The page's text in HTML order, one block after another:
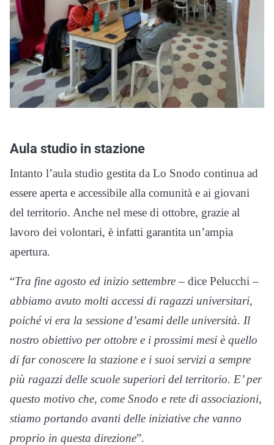
Aula studio in stazione
Intanto l’aula studio gestita da Lo Snodo continua ad
essere aperta e accessibile alla comunità e ai giovani
del territorio. Anche nel mese di ottobre, grazie al
lavoro dei volontari, è infatti garantita un’ampia
apertura.
“Tra fine agosto ed inizio settembre– dice Pelucchi –
abbiamo avuto molti accessi di ragazzi universitari,
poiché vi era la sessione d’esami delle università. Il
nostro obiettivo per ottobre e i prossimi mesi è quello
di far conoscere la stazione e i suoi servizi a sempre
più ragazzi delle scuole superiori del territorio. E’ per
questo motivo che, come Snodo e rete di associazioni,
stiamo portando avanti delle iniziative che vanno
proprio in questa direzione”.